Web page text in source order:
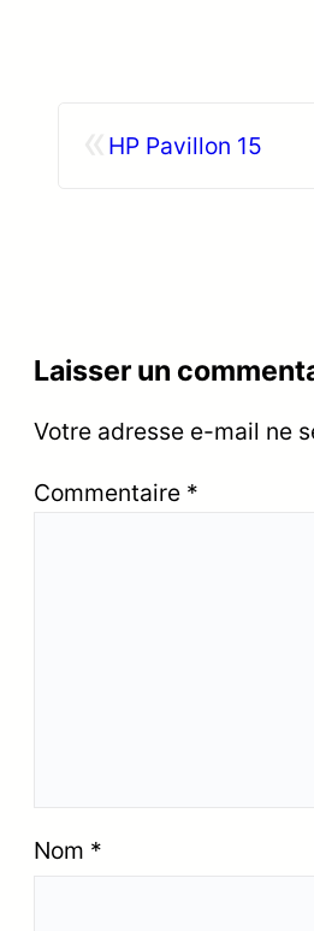
HP Pavillon 15
Laisser un
Votre adresse e-mail ne
Commentaire *
Nom *